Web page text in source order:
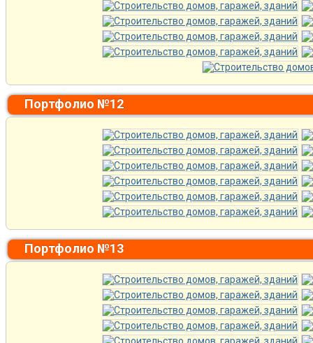
Портфолио №12
Портфолио №13